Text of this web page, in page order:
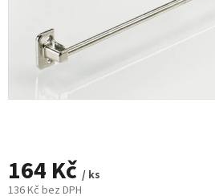
164 Kč / ks
136 Kč bez DPH